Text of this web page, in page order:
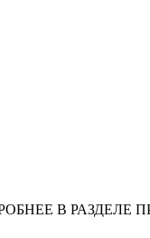
В РАЗДЕЛЕ